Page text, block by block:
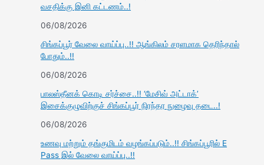
வசதிக்கு இனி கட்டணம்..!
06/08/2026
சிங்கப்பூர் வேலை வாய்ப்பு..!! ஆங்கிலம் சரளமாக தெரிந்தால்
போதும்..!!
06/08/2026
பாலஸ்தீனக் கொடி சர்ச்சை..!! ‘மேசிவ் அட்டாக்’
இசைக்குழுவிற்குச் சிங்கப்பூர் நிரந்தர நுழைவு தடை..!
06/08/2026
உணவு மற்றும் தங்குமிடம் வழங்கப்படும்..!! சிங்கப்பூரில் E
Pass இல் வேலை வாய்ப்பு..!!